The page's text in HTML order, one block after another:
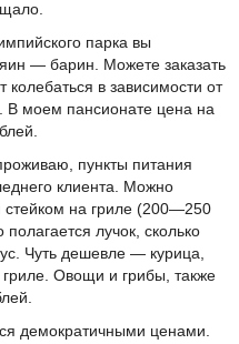
парка вы
— барин. Можете заказать
в зависимости от
В моем пансионате цена на
пункты питания
клиента. Можно
на гриле (200—250
лучок, сколько
Чуть дешевле — курица,
Овощи и грибы, также
демократичными ценами.